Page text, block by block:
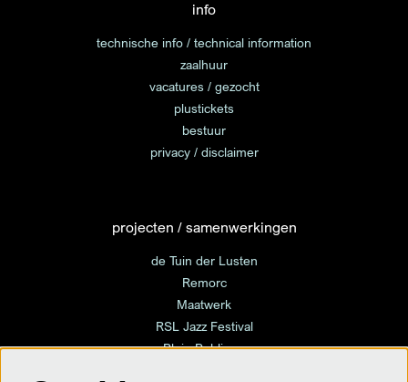
info
technische info / technical information
zaalhuur
vacatures / gezocht
plustickets
bestuur
privacy / disclaimer
projecten / samenwerkingen
de Tuin der Lusten
Remorc
Maatwerk
RSL Jazz Festival
Plein Publique